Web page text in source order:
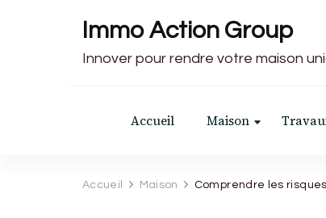
Immo Action Group
Innover pour rendre votre maison
Accueil Maison
Accueil Maison Comprendre les